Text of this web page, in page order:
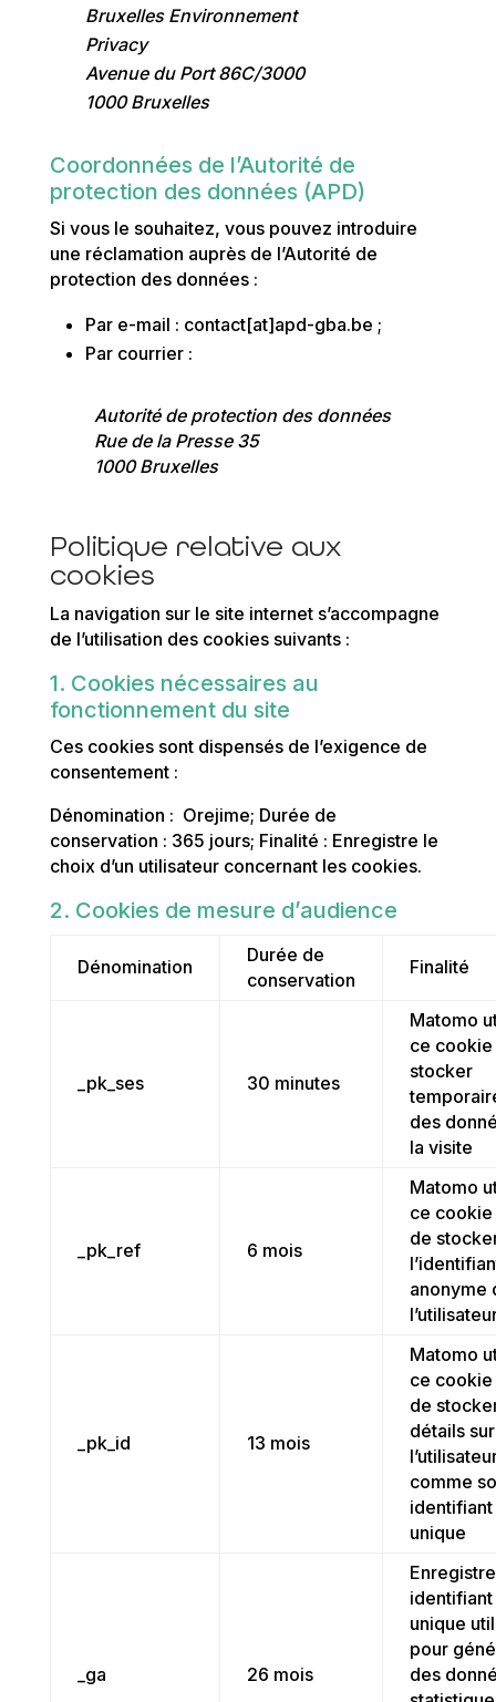
Bruxelles Environnement
Privacy
Avenue du Port 86C/3000
1000 Bruxelles
Coordonnées de l’Autorité de
protection des données (APD)
Si vous le souhaitez, vous pouvez introduire
une réclamation auprès de l’Autorité de
protection des données :
Par e-mail : contact[at]apd-gba.be ;
Par courrier :
Autorité de protection des données
Rue de la Presse 35
1000 Bruxelles
Politique relative aux
cookies
La navigation sur le site internet s’accompagne
de l’utilisation des cookies suivants :
1. Cookies nécessaires au
fonctionnement du site
Ces cookies sont dispensés de l’exigence de
consentement :
Dénomination : Orejime; Durée de
conservation : 365 jours; Finalité : Enregistre le
choix d’un utilisateur concernant les cookies.
2. Cookies de mesure d’audience
Dénomination
Durée de
conservation
Finalité
_pk_ses 30 minutes
Matomo
ce
stocker
des
la visite
_pk_ref 6 mois
Matomo
ce cookie
de
anonyme
_pk_id 13 mois
Matomo
ce cookie
de
détails sur
comme
identifiant
unique
_ga 26 mois
identifiant
unique
pour
des